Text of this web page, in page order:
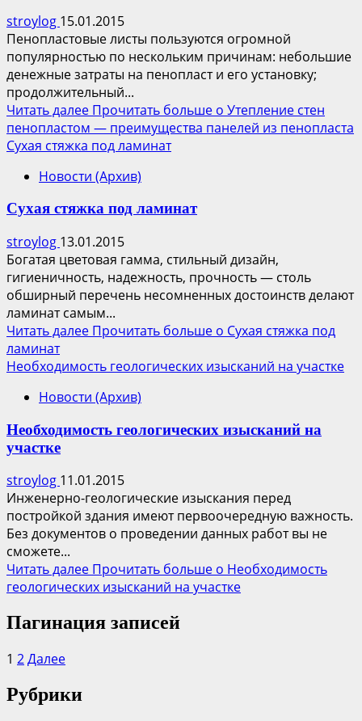
stroylog 15.01.2015
Пенопластовые листы пользуются огромной
популярностью по нескольким причинам: небольшие
денежные затраты на пенопласт и его установку;
продолжительный...
Читать далее Прочитать больше о Утепление стен
пенопластом — преимущества панелей из пенопласта
Сухая стяжка под ламинат
Новости (Архив)
Сухая стяжка под ламинат
stroylog 13.01.2015
Богатая цветовая гамма, стильный дизайн,
гигиеничность, надежность, прочность — столь
обширный перечень несомненных достоинств делают
ламинат самым...
Читать далее Прочитать больше о Сухая стяжка под
ламинат
Необходимость геологических изысканий на участке
Новости (Архив)
Необходимость геологических изысканий на
участке
stroylog 11.01.2015
Инженерно-геологические изыскания перед
постройкой здания имеют первоочередную важность.
Без документов о проведении данных работ вы не
сможете...
Читать далее Прочитать больше о Необходимость
геологических изысканий на участке
Пагинация записей
1 2Далее
Рубрики